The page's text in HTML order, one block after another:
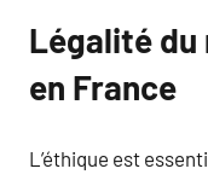
Légalité
en France
L’éthique est